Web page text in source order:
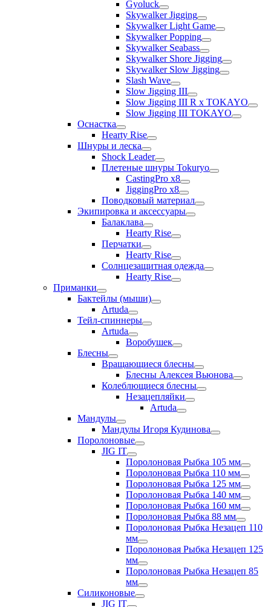
Gyoluck
Skywalker Jigging
Skywalker Light Game
Skywalker Popping
Skywalker Seabass
Skywalker Shore Jigging
Skywalker Slow Jigging
Slash Wave
Slow Jigging III
Slow Jigging III R x TOKAYO
Slow Jigging III TOKAYO
Оснастка
Hearty Rise
Шнуры и леска
Shock Leader
Плетеные шнуры Tokuryo
CastingPro x8
JiggingPro x8
Поводковый материал
Экипировка и аксессуары
Балаклава
Hearty Rise
Перчатки
Hearty Rise
Солнцезащитная одежда
Hearty Rise
Приманки
Бактейлы (мыши)
Artuda
Тейл-спиннеры
Artuda
Воробушек
Блесны
Вращающиеся блесны
Блесны Алексея Вьюнова
Колеблющиеся блесны
Незацепляйки
Artuda
Мандулы
Мандулы Игоря Кудинова
Поролоновые
JIG IT
Поролоновая Рыбка 105 мм
Поролоновая Рыбка 110 мм
Поролоновая Рыбка 125 мм
Поролоновая Рыбка 140 мм
Поролоновая Рыбка 160 мм
Поролоновая Рыбка 88 мм
Поролоновая Рыбка Незацеп 110
мм
Поролоновая Рыбка Незацеп 125
мм
Поролоновая Рыбка Незацеп 85
мм
Силиконовые
JIG IT